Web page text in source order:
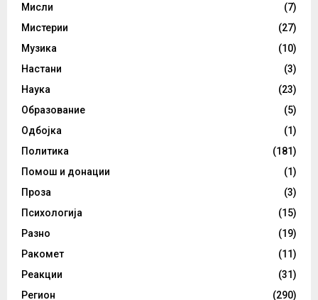
Мисли
(7)
Мистерии
(27)
Музика
(10)
Настани
(3)
Наука
(23)
Образование
(5)
Одбојка
(1)
Политика
(181)
Помош и донации
(1)
Проза
(3)
Психологија
(15)
Разно
(19)
Ракомет
(11)
Реакции
(31)
Регион
(290)